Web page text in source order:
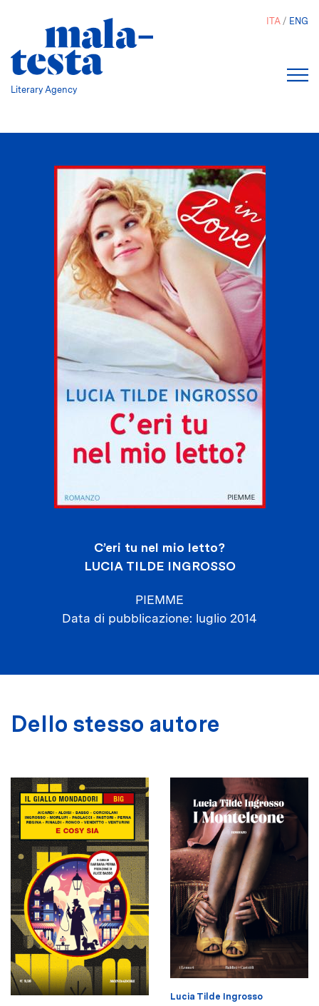
Literary Agency
ITA ENG
C’eri tu nel mio letto?
LUCIA TILDE INGROSSO
PIEMME
Data di pubblicazione luglio 2014
Dello stesso autore
Lucia Tilde Ingrosso